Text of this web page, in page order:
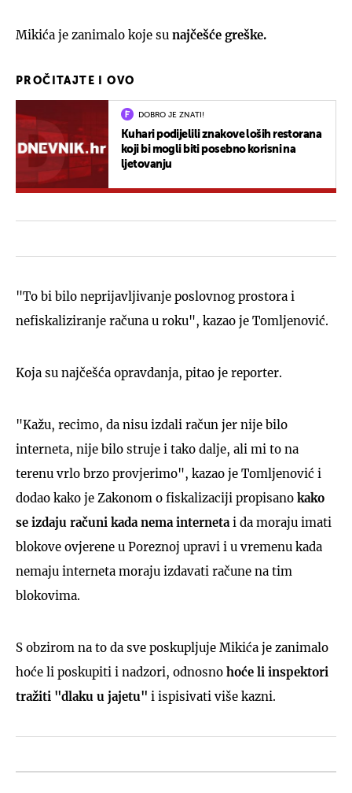
Mikića je zanimalo koje su najčešće greške.
PROČITAJTE I OVO
DOBRO JE ZNATI!
Kuhari podijelili znakove loših restorana
koji bi mogli biti posebno korisni na
ljetovanju
"To bi bilo neprijavljivanje poslovnog prostora i
nefiskaliziranje računa u roku", kazao je Tomljenović.
Koja su najčešća opravdanja, pitao je reporter.
"Kažu, recimo, da nisu izdali račun jer nije bilo
interneta, nije bilo struje i tako dalje, ali mi to na
terenu vrlo brzo provjerimo", kazao je Tomljenović i
dodao kako je Zakonom o fiskalizaciji propisano kako
se izdaju računi kada nema interneta i da moraju imati
blokove ovjerene u Poreznoj upravi i u vremenu kada
nemaju interneta moraju izdavati račune na tim
blokovima.
S obzirom na to da sve poskupljuje Mikića je zanimalo
hoće li poskupiti i nadzori, odnosno hoće li inspektori
tražiti "dlaku u jajetu" i ispisivati više kazni.